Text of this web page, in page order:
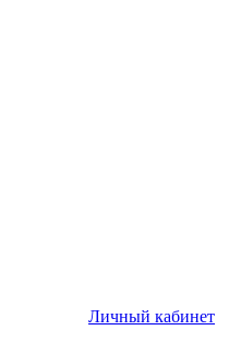
Личный кабинет